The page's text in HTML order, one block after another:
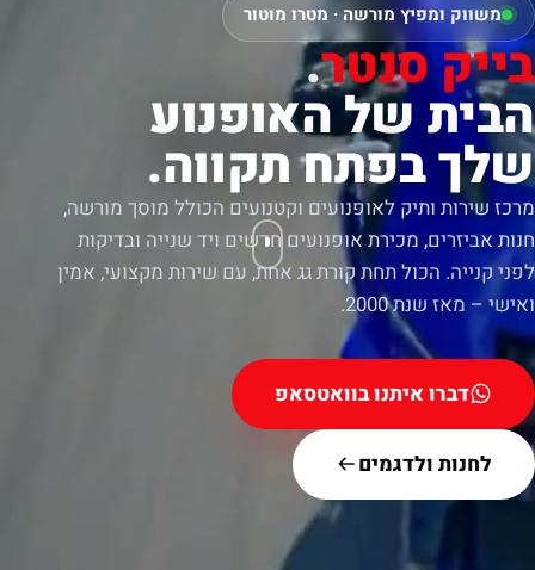
משווק ומפיץ מורשה · מטרו מוטור
בייק סנטר.
הבית של האופנוע
שלך בפתח תקווה.
מרכז שירות ותיק לאופנועים וקטנועים הכולל מוסך מורשה,
חנות אביזרים, מכירת אופנועים חדשים ויד שנייה ובדיקות
לפני קנייה. הכול תחת קורת גג אחת, עם שירות מקצועי, אמין
ואישי – מאז שנת 2000.
דברו איתנו בוואטסאפ
לחנות ולדגמים